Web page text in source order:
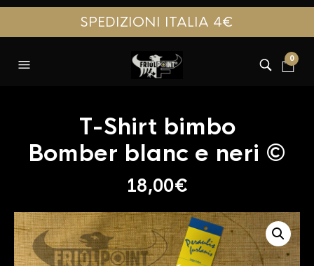
SPEDIZIONI ITALIA 4€
0
T-Shirt bimbo
Bomber blanc e neri ©
18,00€